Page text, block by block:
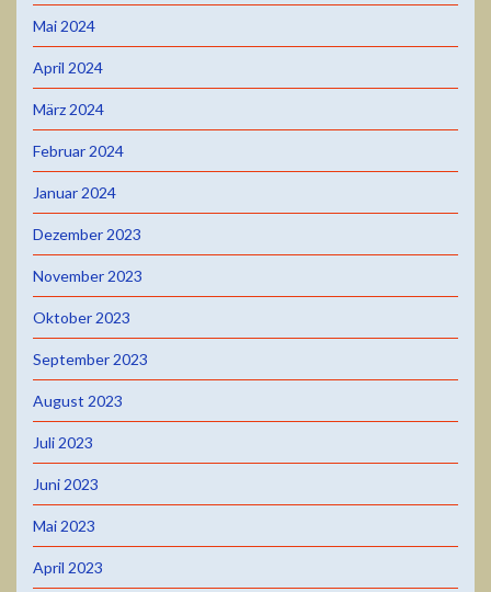
Mai 2024
April 2024
März 2024
Februar 2024
Januar 2024
Dezember 2023
November 2023
Oktober 2023
September 2023
August 2023
Juli 2023
Juni 2023
Mai 2023
April 2023